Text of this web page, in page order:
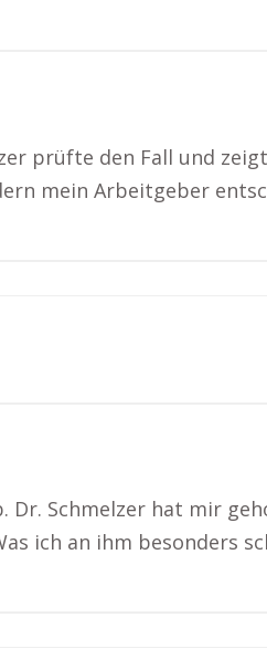
prüfte den Fall und
mein Arbeitgeber
Schmelzer hat mir
ich an ihm besonders